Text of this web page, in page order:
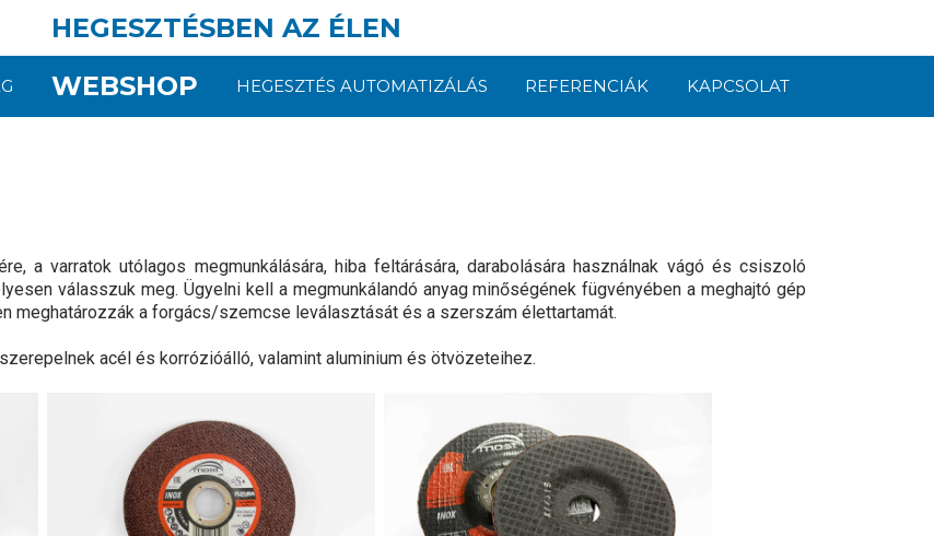
HEGESZTÉSBEN AZ ÉLEN
WEBSHOP HEGESZTÉS AUTOMATIZÁLÁS REFERENCIÁK KAPCSOLAT
a varratok utólagos megmunkálására, hiba feltárására, darabolására használnak vágó és csiszoló
válasszuk meg. Ügyelni kell a megmunkálandó anyag minőségének fügvényében a meghajtó gép
meghatározzák a forgács/szemcse leválasztását és a szerszám élettartamát.
acél és korrózióálló, valamint aluminium és ötvözeteihez.